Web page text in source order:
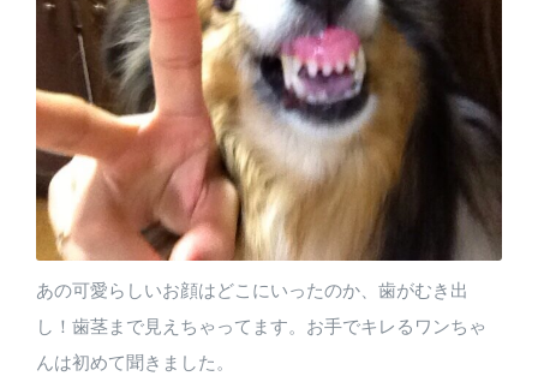
あの可愛らしいお顔はどこにいったのか、歯がむき出
し！歯茎まで見えちゃってます。お手でキレるワンちゃ
んは初めて聞きました。